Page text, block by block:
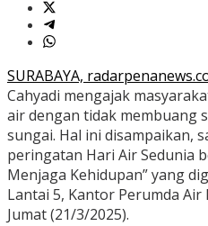
SURABAYA,
Cahyadi mengajak
air dengan tidak membuang
sungai. Hal ini disampaikan,
peringatan Hari Air Sedunia
Menjaga Kehidupan” yang
Lantai 5, Kantor Perumda Air
Jumat (21/3/2025).